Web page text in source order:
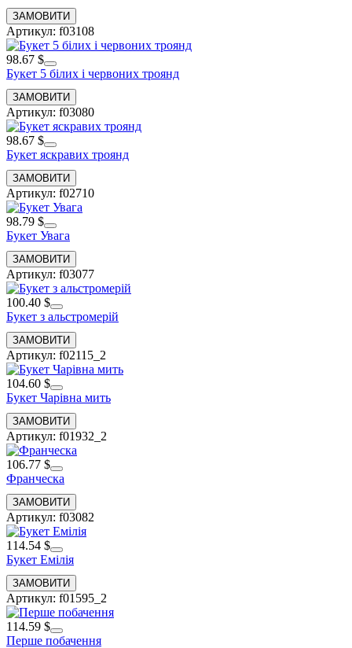
Артикул: f03108
98.67 $
Букет 5 білих і червоних троянд
Артикул: f03080
98.67 $
Букет яскравих троянд
Артикул: f02710
98.79 $
Букет Увага
Артикул: f03077
100.40 $
Букет з альстромерій
Артикул: f02115_2
104.60 $
Букет Чарівна мить
Артикул: f01932_2
106.77 $
Франческа
Артикул: f03082
114.54 $
Букет Емілія
Артикул: f01595_2
114.59 $
Перше побачення